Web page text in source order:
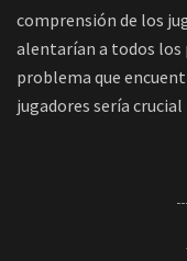
comprensión de los
alentarían a todos
problema que
jugadores sería